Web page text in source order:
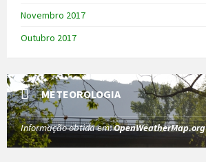
Novembro 2017
Outubro 2017
METEOROLOGIA
Informação obtida em:OpenWeatherMap.org